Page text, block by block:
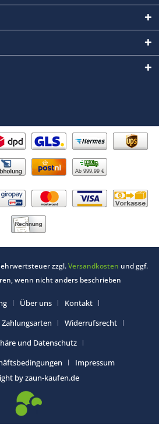
Ab 999,99 €
zzgl.Versandkosten und ggf.
wenn nicht anders beschrieben
Über uns
Kontakt
Widerrufsrecht
und Datenschutz
Impressum
by zaun-kaufen.de